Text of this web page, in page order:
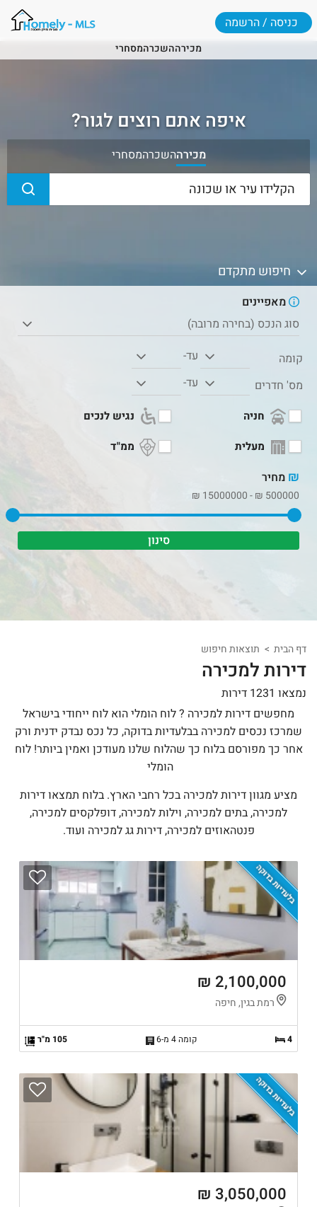
מכירההשכרהמסחרי
כניסה / הרשמה
איפה אתם רוצים לגור?
מכירההשכרהמסחרי
חיפוש מתקדם
מאפיינים
סוג הנכס (בחירה מרובה)
קומה
עד-
מס' חדרים
עד-
חניה
נגיש לנכים
מעלית
ממ"ד
₪ מחיר
500000
₪
-
15000000
₪
דף הבית תוצאות חיפוש
דירות למכירה
נמצאו 1231 דירות
מחפשים דירות למכירה ? לוח הומלי הוא לוח ייחודי בישראל
שמרכז נכסים למכירה בבלעדיות בדוקה, כל נכס נבדק ידנית ורק
אחר כך מפורסם בלוח כך שהלוח שלנו מעודכן ואמין ביותר! לוח
הומלי
מציע מגוון דירות למכירה בכל רחבי הארץ. בלוח תמצאו דירות
למכירה, בתים למכירה, וילות למכירה, דופלקסים למכירה,
פנטהאוזים למכירה, דירות גג למכירה ועוד.
בלעדיות בדוקה
2,100,000 ₪
רמת בגין, חיפה
4 קומה 4 מ-6 105 מ"ר
בלעדיות בדוקה
3,050,000 ₪